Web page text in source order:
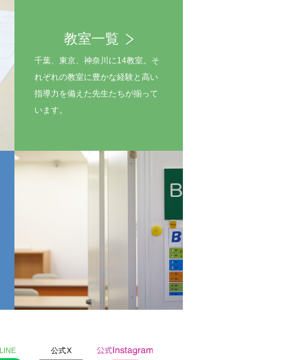
教室一覧
千葉、東京、神奈川に14教室。そ
れぞれの教室に豊かな経験と高い
指導力を備えた先生たちが揃って
います。